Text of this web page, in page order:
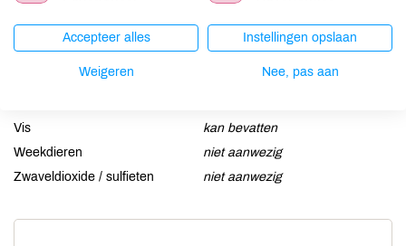
Schaaldieren
niet aanwezig
Selderij
kan bevatten
kan bevatten
Vis
kan bevatten
Weekdieren
niet aanwezig
Zwaveldioxide / sulfieten
niet aanwezig
Accepteer alles Instellingen opslaan
Weigeren Nee, pas aan